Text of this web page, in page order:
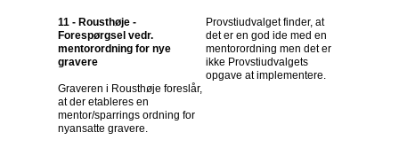
11 - Rousthøje -
Forespørgsel vedr.
mentorordning for nye
gravere
Graveren i Rousthøje foreslår,
at der etableres en
mentor/sparrings ordning for
nyansatte gravere.
Provstiudvalget finder, at
det er en god ide med en
mentorordning men det er
ikke Provstiudvalgets
opgave at implementere.